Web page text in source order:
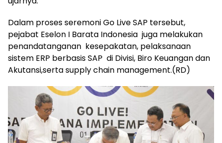
Dalam proses seremoni Go Live SAP tersebut,
pejabat Eselon I Barata Indonesia juga melakukan
penandatanganan kesepakatan, pelaksanaan
sistem ERP berbasis SAP di Divisi, Biro Keuangan dan
Akutansi,serta supply chain management.(RD)